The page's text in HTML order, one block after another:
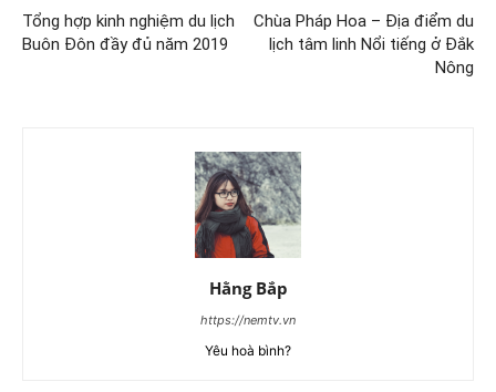
Tổng hợp kinh nghiệm du lịch
Buôn Đôn đầy đủ năm 2019
Chùa Pháp Hoa – Địa điểm du
lịch tâm linh Nổi tiếng ở Đắk
Nông
Hằng Bắp
https://nemtv.vn
Yêu hoà bình?